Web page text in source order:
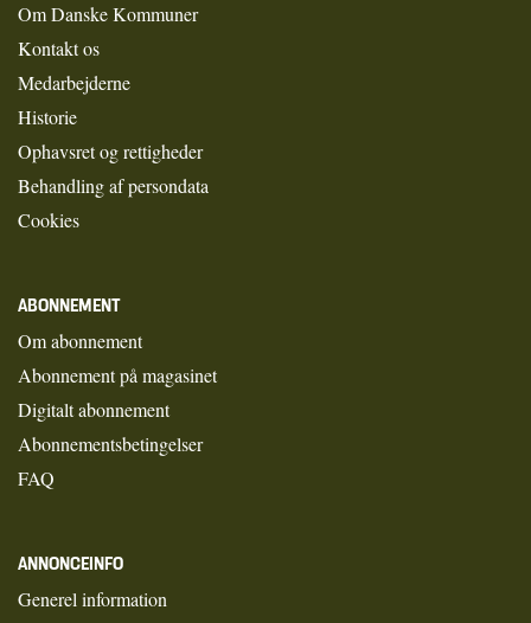
Om Danske Kommuner
Kontakt os
Medarbejderne
Historie
Ophavsret og rettigheder
Behandling af persondata
Cookies
ABONNEMENT
Om abonnement
Abonnement på magasinet
Digitalt abonnement
Abonnementsbetingelser
FAQ
ANNONCEINFO
Generel information